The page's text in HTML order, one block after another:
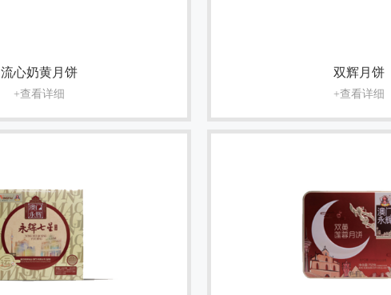
流心奶黄月饼
+查看详细
双辉月饼
+查看详细